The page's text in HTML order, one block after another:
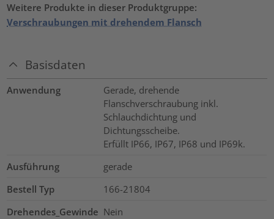
Weitere Produkte in dieser Produktgruppe:
Verschraubungen mit drehendem Flansch
Basisdaten
Anwendung
Gerade, drehende
Flanschverschraubung inkl.
Schlauchdichtung und
Dichtungsscheibe.
Erfüllt IP66, IP67, IP68 und IP69k.
Ausführung
gerade
Bestell Typ
166-21804
Drehendes_Gewinde Nein